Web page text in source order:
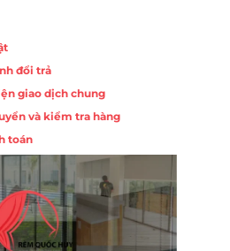
đổi trả
giao dịch chung
và kiểm tra hàng
toán